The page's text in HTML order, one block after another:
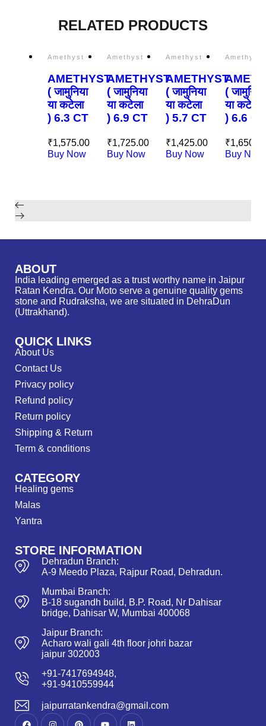
RELATED PRODUCTS
Amethyst
AMETHYST
( जामुनिया
या कटेला
) 6.3 CT
₹1,575.00
Buy Now
Amethyst
AMETHYST
( जामुनिया
या कटेला
) 6.9 CT
₹1,725.00
Buy Now
Amethyst
AMETHYST
( जामुनिया
या कटेला
) 5.7 CT
₹1,425.00
Buy Now
Amethyst
( जामुनिया
या कटेला
) 6.6 CT
₹
Buy Now
ABOUT
India leading emerged as a trust worthy name in Jaipur
Ratan Kendra. Our Moto serve a genuine quality gems
stone and Rudraksha, we are situated in DehraDun
(Uttrakhand).
QUICK LINKS
About Us
Contact Us
Privacy policy
Refund policy
Return policy
Shipping & Return
Term & conditions
CATEGORY
Healing gems
Malas
Yantra
STORE INFORMATION
Dehradun Branch:
A-9 Meedo Plaza, Rajpur Road, Dehradun.
Mumbai Branch:
B-18 sugandh build, B.P. Road, Nr Dahisar
bridge, Dahisar W, Mumbai 400068
Jaipur Branch:
Acharo wali gali 4th floor johri bazar
jaipur 302003
+91-7417694948,
+91-9410559944
jaipurratankendra@gmail.com